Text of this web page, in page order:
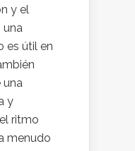
y el
una
es útil en
una
y
ritmo
menudo